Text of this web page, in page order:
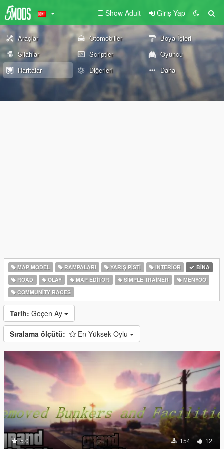
Show Adult Giriş Yap
Araçlar Otomobiller
Boya İşleri
Silahlar
Scriptler
Oyuncu
Haritalar
Diğerleri Daha
MAP MODEL RAMPALARI YARIŞ PISTI INTERIOR
BINA
ROAD
OLAY MAP EDITOR SIMPLE TRAINER
MENYOO
COMMUNITY RACES
Tarih: Geçen Ay
Sıralama ölçütü: En Yüksek Oylu
5.0 154 12